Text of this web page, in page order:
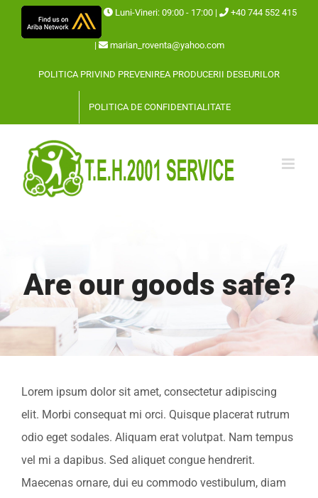
Luni-Vineri: 09:00 - 17:00 | +40 744 552 415
| marian_roventa@yahoo.com
POLITICA PRIVIND PREVENIREA PRODUCERII DESEURILOR
POLITICA DE CONFIDENTIALITATE
Are our goods safe?
Lorem ipsum dolor sit amet, consectetur adipiscing
elit. Morbi consequat mi orci. Quisque placerat rutrum
odio eget sodales. Aliquam erat volutpat. Nam tempus
vel mi a dapibus. Sed aliquet congue hendrerit.
Maecenas ornare, dui eu commodo vestibulum, diam